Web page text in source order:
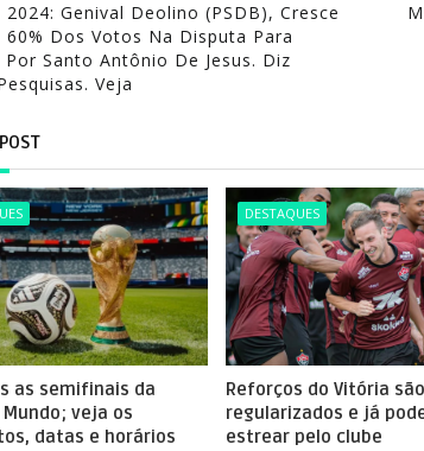
2024: Genival Deolino (PSDB), Cresce
60% Dos Votos Na Disputa Para
Santo Antônio De Jesus. Diz
Veja
as semifinais da
Mundo; veja os
datas e horários
DESTAQUES
Reforços do Vitória são
regularizados e já
estrear pelo clube